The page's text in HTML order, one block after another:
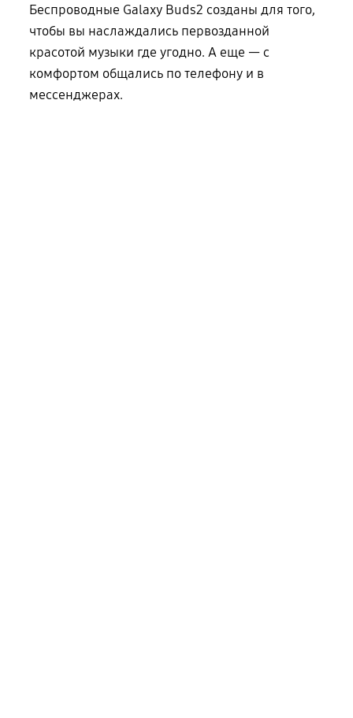
Беспроводные Galaxy Buds2 созданы для того,
чтобы вы наслаждались первозданной
красотой музыки где угодно. А еще — с
комфортом общались по телефону и в
мессенджерах.